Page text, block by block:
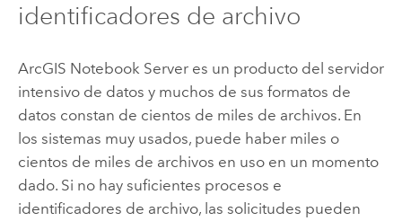
identificadores de archivo
ArcGIS Notebook Serveres un producto del servidor
intensivo de datos y muchos de sus formatos de
datos constan de cientos de miles de archivos. En
los sistemas muy usados, puede haber miles o
cientos de miles de archivos en uso en un momento
dado. Si no hay suficientes procesos e
identificadores de archivo, las solicitudes pueden